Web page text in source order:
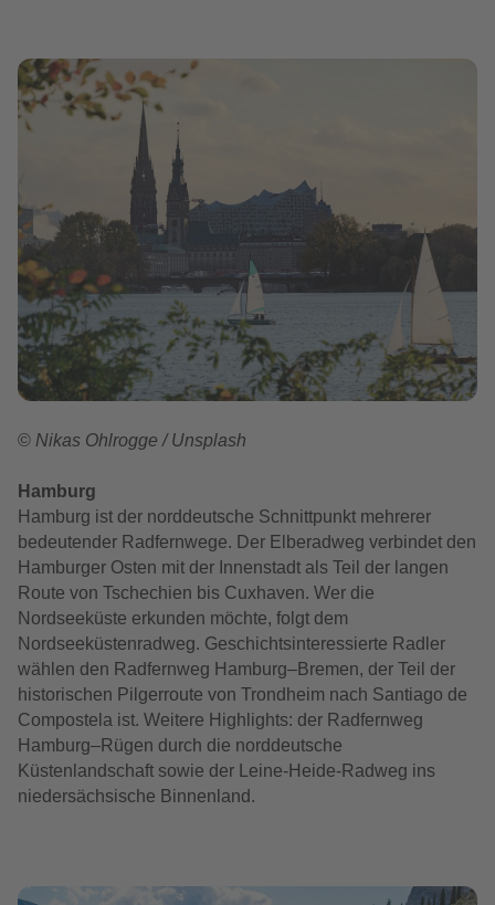
© Nikas Ohlrogge / Unsplash
Hamburg
Hamburg ist der norddeutsche Schnittpunkt mehrerer
bedeutender Radfernwege. Der Elberadweg verbindet den
Hamburger Osten mit der Innenstadt als Teil der langen
Route von Tschechien bis Cuxhaven. Wer die
Nordseeküste erkunden möchte, folgt dem
Nordseeküstenradweg. Geschichtsinteressierte Radler
wählen den Radfernweg Hamburg–Bremen, der Teil der
historischen Pilgerroute von Trondheim nach Santiago de
Compostela ist. Weitere Highlights: der Radfernweg
Hamburg–Rügen durch die norddeutsche
Küstenlandschaft sowie der Leine-Heide-Radweg ins
niedersächsische Binnenland.